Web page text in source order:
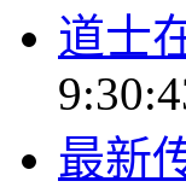
道士
最新